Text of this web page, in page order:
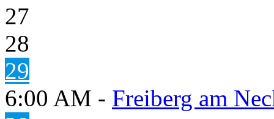
27
28
29
6:00 AM - Freiberg am